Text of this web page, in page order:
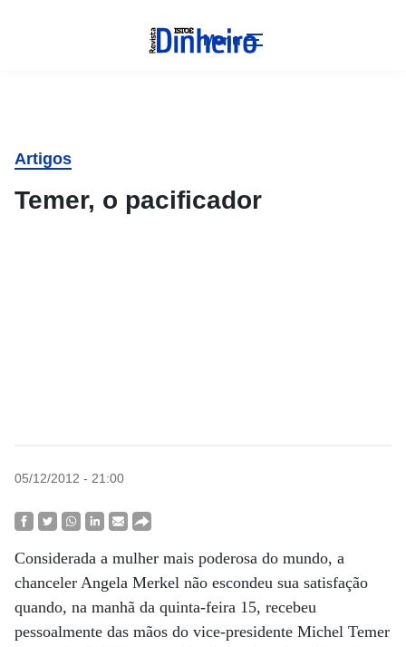
Menu
Artigos
Temer, o pacificador
05/12/2012 - 21:00
Considerada a mulher mais poderosa do mundo, a
chanceler Angela Merkel não escondeu sua satisfação
quando, na manhã da quinta-feira 15, recebeu
pessoalmente das mãos do vice-presidente Michel Temer